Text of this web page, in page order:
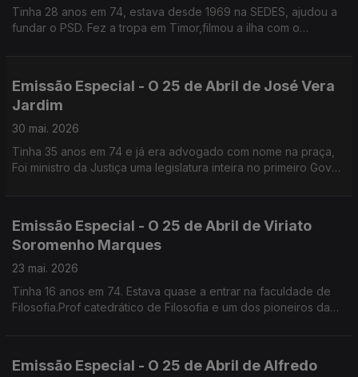
Tinha 28 anos em 74, estava desde 1969 na SEDES, ajudou a
fundar o PSD. Fez a tropa em Timor,filmou a ilha com o
Emissão Especial - O 25 de Abril de José Vera
Jardim
30 mai. 2026
Tinha 35 anos em 74 e já era advogado com nome na praça,
Foi ministro da Justiça uma legislatura inteira no primeiro Gov
Emissão Especial - O 25 de Abril de Viriato
Soromenho Marques
23 mai. 2026
Tinha 16 anos em 74. Estava quase a entrar na faculdade de
Filosofia.Prof catedrático de Filosofia e um dos pioneiros da
Emissão Especial - O 25 de Abril de Alfredo